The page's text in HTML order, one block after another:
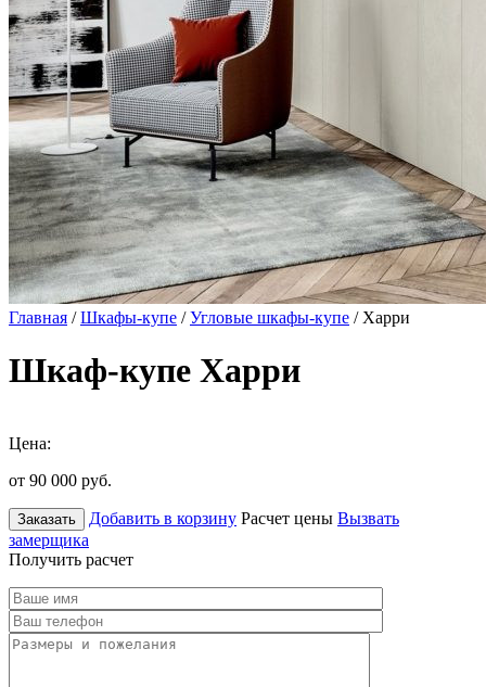
Главная /Шкафы-купе /Угловые шкафы-купе / Харри
Шкаф-купе Харри
Цена:
от 90 000 руб.
Заказать Добавить в корзину Расчет цены Вызвать
замерщика
Получить расчет